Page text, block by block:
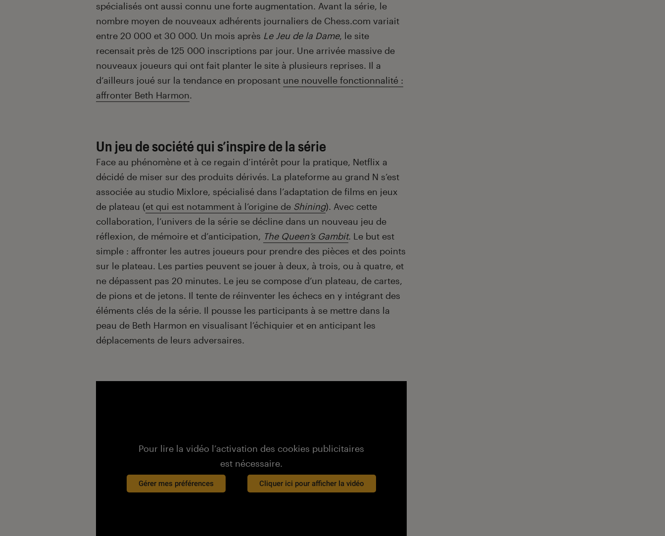
spécialisés ont aussi connu une forte augmentation. Avant la série, le
nombre moyen de nouveaux adhérents journaliers de Chess.com variait
entre 20 000 et 30 000. Un mois après Le Jeu de la Dame, le site
recensait près de 125 000 inscriptions par jour. Une arrivée massive de
nouveaux joueurs qui ont fait planter le site à plusieurs reprises. Il a
d’ailleurs joué sur la tendance en proposant une nouvelle fonctionnalité :
affronter Beth Harmon.
Un jeu de société qui s’inspire de la série
Face au phénomène et à ce regain d’intérêt pour la pratique, Netflix a
décidé de miser sur des produits dérivés. La plateforme au grand N s’est
associée au studio Mixlore, spécialisé dans l’adaptation de films en jeux
de plateau (et qui est notamment à l’origine de Shining). Avec cette
collaboration, l’univers de la série se décline dans un nouveau jeu de
réflexion, de mémoire et d’anticipation, The Queen’s Gambit. Le but est
simple : affronter les autres joueurs pour prendre des pièces et des points
sur le plateau. Les parties peuvent se jouer à deux, à trois, ou à quatre, et
ne dépassent pas 20 minutes. Le jeu se compose d’un plateau, de cartes,
de pions et de jetons. Il tente de réinventer les échecs en y intégrant des
éléments clés de la série. Il pousse les participants à se mettre dans la
peau de Beth Harmon en visualisant l’échiquier et en anticipant les
déplacements de leurs adversaires.
Pour lire la vidéo l’activation des cookies publicitaires
est nécessaire.
Gérer mes préférences Cliquer ici pour afficher la vidéo